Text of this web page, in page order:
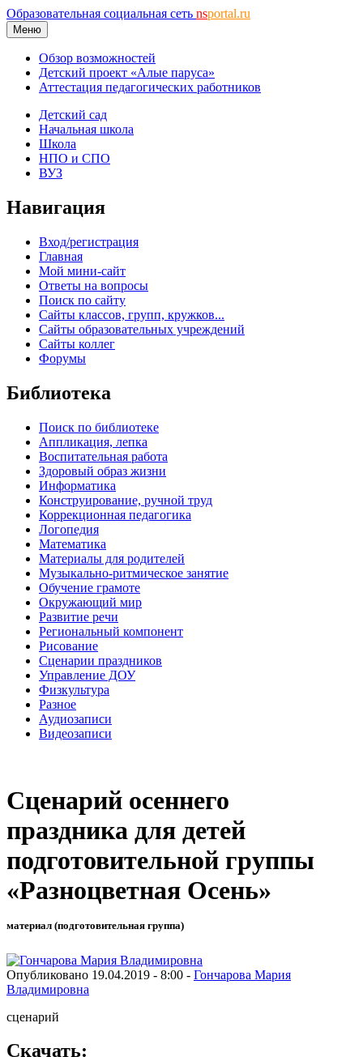
Образовательная социальная сеть nsportal.ru
Меню
Обзор возможностей
Детский проект «Алые паруса»
Аттестация педагогических работников
Детский сад
Начальная школа
Школа
НПО и СПО
ВУЗ
Навигация
Вход/регистрация
Главная
Мой мини-сайт
Ответы на вопросы
Поиск по сайту
Сайты классов, групп, кружков...
Сайты образовательных учреждений
Сайты коллег
Форумы
Библиотека
Поиск по библиотеке
Аппликация, лепка
Воспитательная работа
Здоровый образ жизни
Информатика
Конструирование, ручной труд
Коррекционная педагогика
Логопедия
Математика
Материалы для родителей
Музыкально-ритмическое занятие
Обучение грамоте
Окружающий мир
Развитие речи
Региональный компонент
Рисование
Сценарии праздников
Управление ДОУ
Физкультура
Разное
Аудиозаписи
Видеозаписи
Сценарий осеннего
праздника для детей
подготовительной группы
«Разноцветная Осень»
материал (подготовительная группа)
Опубликовано 19.04.2019 - 8:00 - Гончарова Мария
Владимировна
сценарий
Скачать: